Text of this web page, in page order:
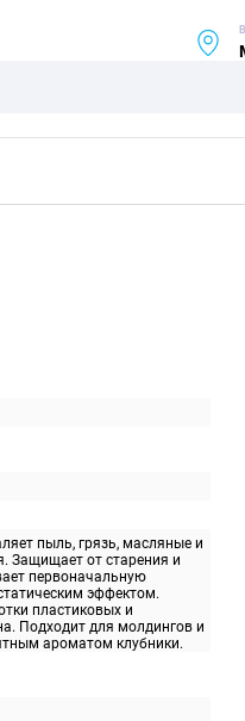
пыль, грязь, масляные и
Защищает от старения и
первоначальную
эффектом.
пластиковых и
Подходит для молдингов и
ароматом клубники.